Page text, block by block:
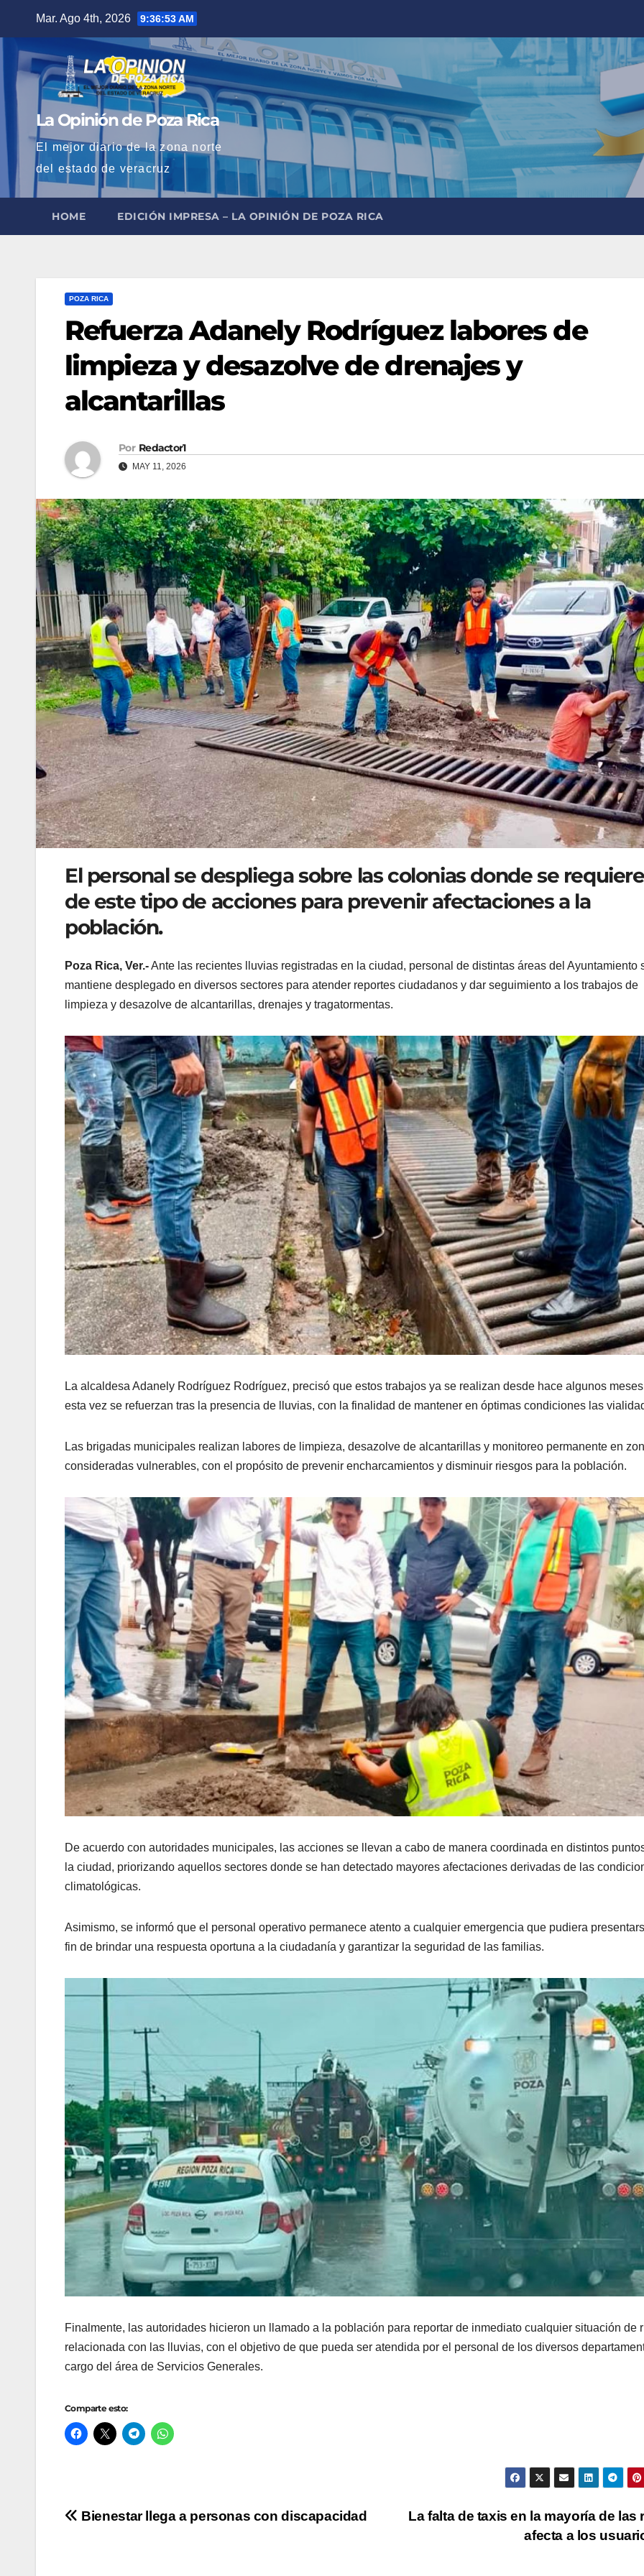
contenido
Mar. Ago 4th, 2026 9:36:55 AM
La Opinión de Poza Rica
El mejor diario de la zona norte
del estado de veracruz
HOME EDICIÓN IMPRESA – LA OPINIÓN DE POZA RICA
POZA RICA
Refuerza Adanely Rodríguez labores de
limpieza y desazolve de drenajes y
alcantarillas
Por Redactor1
MAY 11, 2026
El personal se despliega sobre las colonias donde se requiere
de este tipo de acciones para prevenir afectaciones a la
población.
Poza Rica, Ver.-Ante las recientes lluvias registradas en la ciudad, personal de distintas áreas del Ayuntamiento
mantiene desplegado en diversos sectores para atender reportes ciudadanos y dar seguimiento a los trabajos de
limpieza y desazolve de alcantarillas, drenajes y tragatormentas.
La alcaldesa Adanely Rodríguez Rodríguez, precisó que estos trabajos ya se realizan desde hace algunos
esta vez se refuerzan tras la presencia de lluvias, con la finalidad de mantener en óptimas condiciones las
Las brigadas municipales realizan labores de limpieza, desazolve de alcantarillas y monitoreo permanente en
consideradas vulnerables, con el propósito de prevenir encharcamientos y disminuir riesgos para la población.
De acuerdo con autoridades municipales, las acciones se llevan a cabo de manera coordinada en distintos
la ciudad, priorizando aquellos sectores donde se han detectado mayores afectaciones derivadas de las
climatológicas.
Asimismo, se informó que el personal operativo permanece atento a cualquier emergencia que pudiera
fin de brindar una respuesta oportuna a la ciudadanía y garantizar la seguridad de las familias.
Finalmente, las autoridades hicieron un llamado a la población para reportar de inmediato cualquier situación de
relacionada con las lluvias, con el objetivo de que pueda ser atendida por el personal de los diversos
cargo del área de Servicios Generales.
Comparte esto:
Navegación
La falta de taxis en la mayoría de las
afecta a los
Bienestar llega a personas con discapacidad